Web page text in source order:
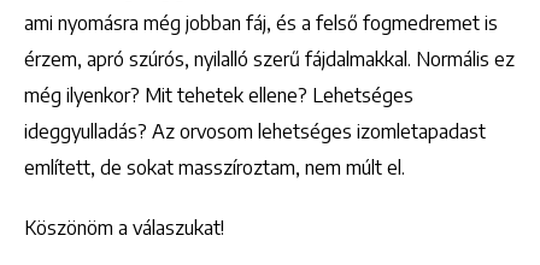
ami nyomásra még jobban fáj, és a felső fogmedremet is
érzem, apró szúrós, nyilalló szerű fájdalmakkal. Normális ez
még ilyenkor? Mit tehetek ellene? Lehetséges
ideggyulladás? Az orvosom lehetséges izomletapadast
említett, de sokat masszíroztam, nem múlt el.
Köszönöm a válaszukat!